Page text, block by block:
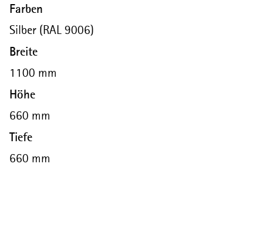
Farben
Silber (RAL 9006)
Breite
1100 mm
Höhe
660 mm
Tiefe
660 mm